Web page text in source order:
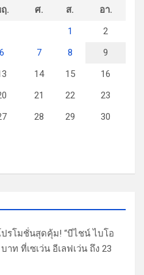
. ศ. ส.
อา.
1
2
6 7 8
9
14 15
16
21 22
23
28 29
30
รโมชั่นสุดคุ้ม! “บีไชน์ ไบโอ
าท ที่เซเว่น อีเลฟเว่น ถึง 23